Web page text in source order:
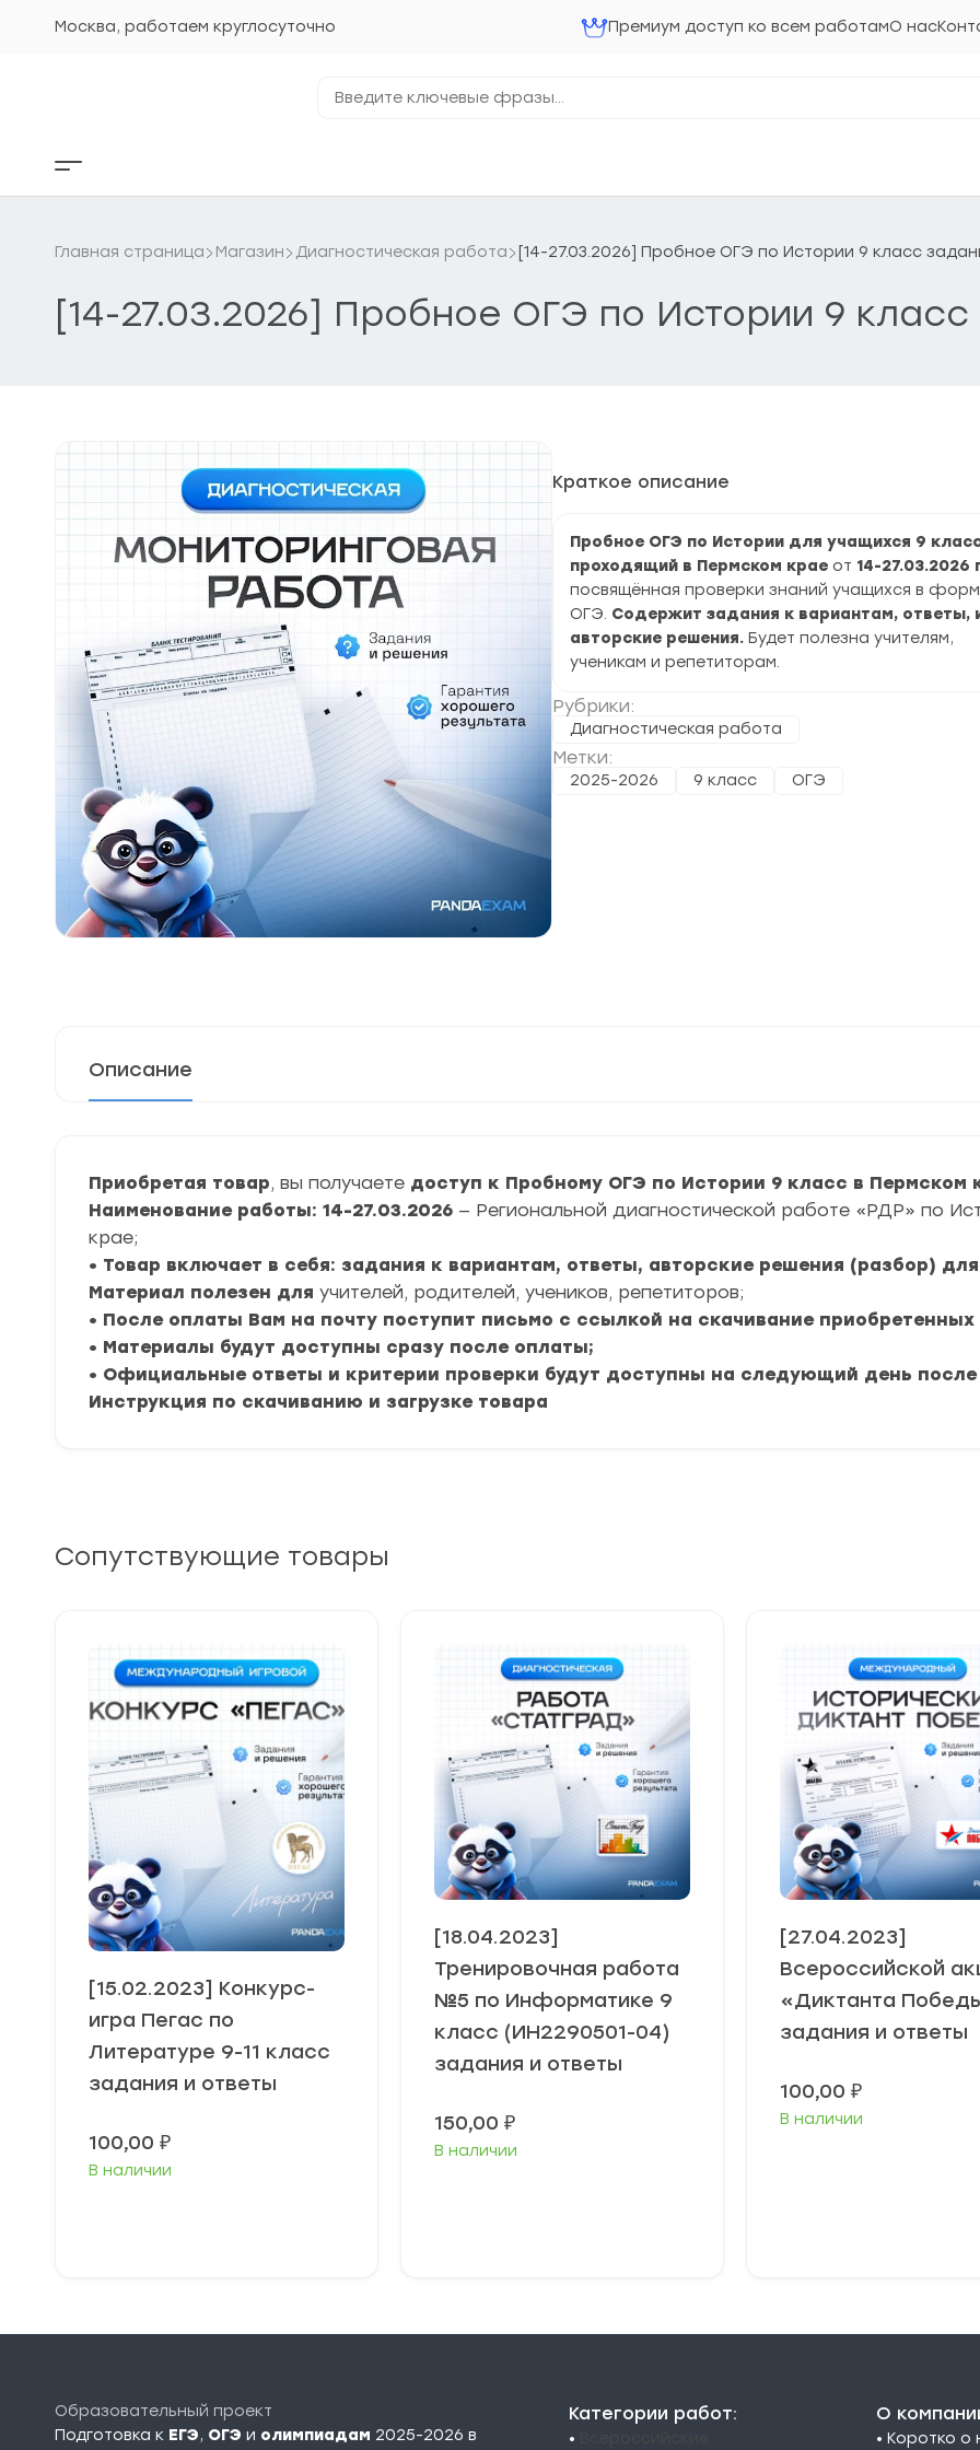
Москва, работаем круглосуточно Премиум доступ ко всем работамО нас
ключевые
Кнопка
бокового
Главная страница Магазин Диагностическая работа [14-27.03.2026] Пробное ОГЭ по Истории 9 класс
[14-27.03.2026] Пробное ОГЭ по Истории 9 класс
Краткое описание
Пробное ОГЭ по Истории для учащихся 9
проходящий в Пермском крае от 14-27.03.2026
посвящённая проверки знаний учащихся в
ОГЭ. Содержит задания к вариантам, ответы,
авторские решения. Будет полезна учителям,
ученикам и репетиторам.
Рубрики:
Диагностическая работа
Метки:
2025-2026 9 класс ОГЭ
Описание
Приобретая товар, вы получаете доступ к Пробному ОГЭ по Истории 9 класс в Пермском
Наименование работы: 14-27.03.2026 — Региональной диагностической работе «РДР» по
крае;
• Товар включает в себя: задания к вариантам, ответы, авторские решения (разбор)
Материал полезен для учителей, родителей, учеников, репетиторов;
• После оплаты Вам на почту поступит письмо с ссылкой на скачивание приобретенных
• Материалы будут доступны сразу после оплаты;
• Официальные ответы и критерии проверки будут доступны на следующий день
Инструкция по скачиванию и загрузке товара
Сопутствующие товары
[15.02.2023] Конкурс-
игра Пегас по
Литературе 9-11 класс
задания и ответы
100,00 ₽
В наличии
[18.04.2023]
Тренировочная работа
№5 по Информатике 9
класс (ИН2290501-04)
задания и ответы
150,00 ₽
В наличии
[27.04.2023]
Всероссийской
«Диктанта
задания и ответы
100,00 ₽
В наличии
Образовательный проект
Подготовка к ЕГЭ, ОГЭ и олимпиадам 2025-2026 в
Категории работ:
•
О
• Коротко о